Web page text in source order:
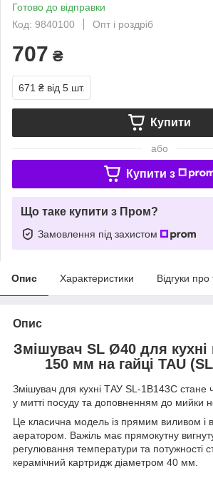
Готово до відправки
Код: 9840100
Опт і роздріб
707 ₴
671 ₴ від 5 шт.
Купити
або
Купити з
Що таке купити з Пром?
Замовлення під захистом
Опис Характеристики Відгуки про
Опис
Змішувач SL Ø40 для кухні
150 мм на гайці TAU
Змішувач для кухні ТАУ SL-1B143C стане
у митті посуду та доповненням до мийки
Це класична модель із прямим виливом і
аератором. Важіль має прямокутну
регулювання температури та потужності
керамічний картридж діаметром 40 мм.